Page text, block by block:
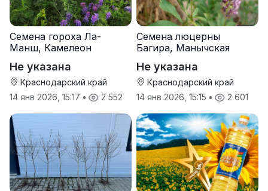
Семена гороха Ла-
Манш, Камелеон
Не указана
Краснодарский край
14 янв 2026, 15:17 • 2 552
Семена люцерны
Багира, Манычская
Не указана
Краснодарский край
14 янв 2026, 15:15 • 2 601